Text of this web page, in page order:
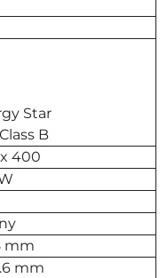
Star
B
400
mm
mm